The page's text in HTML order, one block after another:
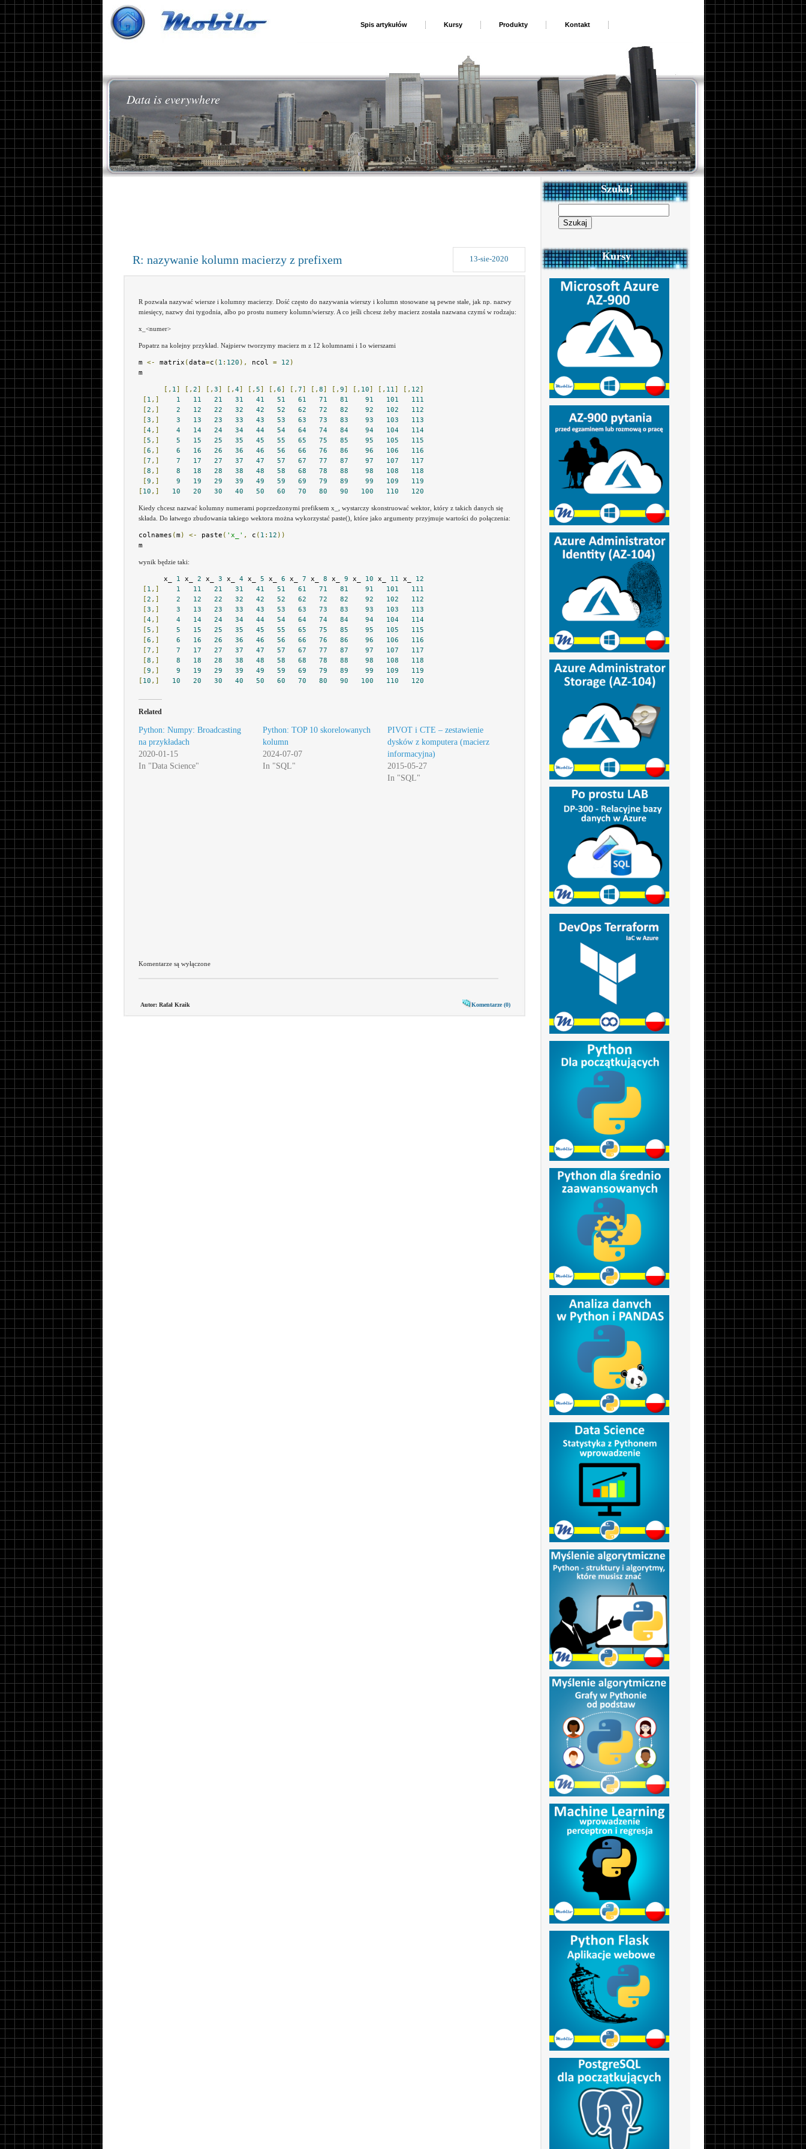
Spis artykułów Kursy Produkty Kontakt
Data is everywhere
R: nazywanie kolumn macierzy z prefixem 13-sie-2020
R pozwala nazywać wiersze i kolumny macierzy. Dość często do nazywania wierszy i kolumn stosowane są pewne stałe, jak np. nazwy
miesięcy, nazwy dni tygodnia, albo po prostu numery kolumn/wierszy. A co jeśli chcesz żeby macierz została nazwana czymś w rodzaju:
x_<numer>
Popatrz na kolejny przykład. Najpierw tworzymy macierz m z 12 kolumnami i 1o wierszami
m <- matrix (data=c ( 1 : 120 ), ncol = 12 )
m
[, 1] [, 2] [, 3] [, 4] [, 5] [, 6] [, 7] [, 8] [, 9] [, 10] [, 11] [, 12]
[ 1 ,] 1 11 21 31 41 51 61 71 81 91 101
111
[2 ,] 2 12 22 32 42 52 62 72 82 92 102
112
[3 ,] 3 13 23 33 43 53 63 73 83 93 103
113
[4,] 4 14 24 34 44 54 64 74 84 94 104
114
[5 ,] 5 15 25 35 45 55 65 75 85 95 105
115
[6 ,] 6 16 26 36 46 56 66 76 86 96 106
116
[7 ,] 7 17 27 37 47 57 67 77 87 97 107
117
[8 ,] 8 18 28 38 48 58 68 78 88 98 108
118
[9 ,] 9 19 29 39 49 59 69 79 89 99 109
119
[ 10 ,] 10 20 30 40 50 60 70 80 90 100 110 120
Kiedy chcesz nazwać kolumny numerami poprzedzonymi prefiksem x_, wystarczy skonstruować wektor, który z takich danych się
składa. Do łatwego zbudowania takiego wektora można wykorzystać paste(), które jako argumenty przyjmuje wartości do połączenia:
colnames (m) <- paste ( 'x_' , c ( 1 : 12 ))
m
wynik będzie taki:
      x_
1 x_ 2 x_ 3 x_ 4 x_ 5 x_ 6 x_ 7 x_ 8 x_ 9 x_ 10 x_ 11 x_
12
[ 1 ,] 1 11 21 31 41 51 61 71 81 91 101
111
[2 ,] 2 12 22 32 42 52 62 72 82 92 102
112
[3 ,] 3 13 23 33 43 53 63 73 83 93 103
113
[4,] 4 14 24 34 44 54 64 74 84 94 104
114
[5 ,] 5 15 25 35 45 55 65 75 85 95 105
115
[6 ,] 6 16 26 36 46 56 66 76 86 96 106
116
[7 ,] 7 17 27 37 47 57 67 77 87 97 107
117
[8 ,] 8 18 28 38 48 58 68 78 88 98 108
118
[9 ,] 9 19 29 39 49 59 69 79 89 99 109
119
[ 10 ,] 10 20 30 40 50 60 70 80 90 100 110 120
Related
Python: Numpy: Broadcasting
na przykładach
2020-01-15
In "Data Science"
Python: TOP 10 skorelowanych
kolumn
2024-07-07
In "SQL"
PIVOT i CTE – zestawienie
dysków z komputera (macierz
informacyjna)
2015-05-27
In "SQL"
Komentarze są wyłączone
Autor: Rafał Kraik Komentarze (0)
Szukaj
Kursy